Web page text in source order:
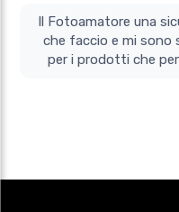
Il Fotoamatore una
che faccio e mi sono
per i prodotti che